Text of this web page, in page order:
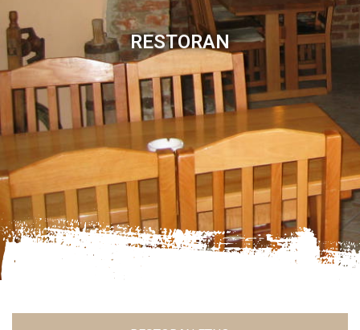
RESTORAN